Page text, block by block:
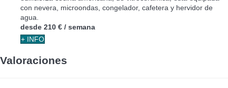
con nevera, microondas, congelador, cafetera y hervidor de
agua.
desde 210 € / semana
+ INFO
Valoraciones